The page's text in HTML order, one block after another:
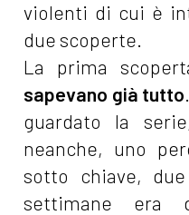
violenti di cui è
due scoperte.
La prima
sapevano già tutto
guardato la
neanche, uno
sotto chiave,
settimane era